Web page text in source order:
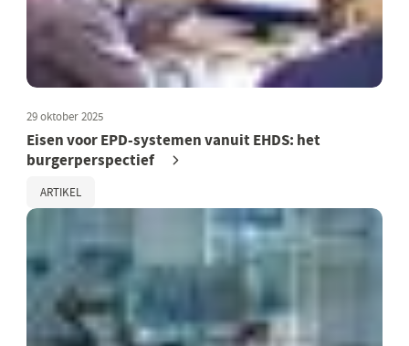
29 oktober 2025
Eisen voor EPD-systemen vanuit EHDS: het
burgerperspectief
ARTIKEL